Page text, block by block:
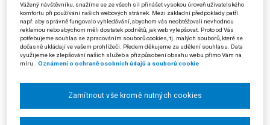
označení žalobce, ale o posouzení klamavosti napadené ochranné
známky z hlediska údajů v ní obsažených. Osoba zúčastněná na řízení
dále uvedla, že neužívala napadenou ochrannou známku způsobem,
který by mohl vést k možnosti záměny napadené ochranné známky s
označeními žalobce.
známkách řeší situaci, kdy se ochranná známka v důsledku svého
užívání stává dodatečně klamavou. Klamavost označení se posuzuje
Vážený návštěvníku, snažíme se ze všech sil přinášet vysokou úroveň uživatelského
komfortu při používání našich webových stránek. Mezi základní předpoklady patří
např. aby správně fungovalo vyhledávání, abychom vás neobtěžovali nevhodnou
reklamou nebo abychom měli dostatek podnětů, jak web vylepšovat. Proto od Vás
potřebujeme souhlas se zpracováním souborů cookies, tj. malých souborů, které se
dočasně ukládají ve vašem prohlížeči. Předem děkujeme za udělení souhlasu. Data
využijeme ke zlepšování našich služeb a přizpůsobení obsahu webu přímo Vám na
míru. Oznámení o ochraně osobních údajů a souborů cookie
Zamítnout vše kromě nutných cookies